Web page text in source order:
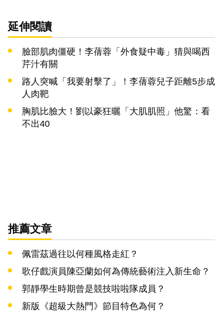
延伸閱讀
臉部肌肉僵硬！李蒨蓉「外食疑中毒」猜與喝西
芹汁有關
路人突喊「我要射擊了」！李蒨蓉兒子距離5步成
人肉靶
胸肌比臉大！劉以豪狂曬「大肌肌照」他驚：看
不出40
推薦文章
佩雷茲過往以何種風格走紅？
歌仔戲演員陳亞蘭如何為傳統藝術注入新生命？
郭靜學生時期曾是競技啦啦隊成員？
新版《超級大熱門》節目特色為何？